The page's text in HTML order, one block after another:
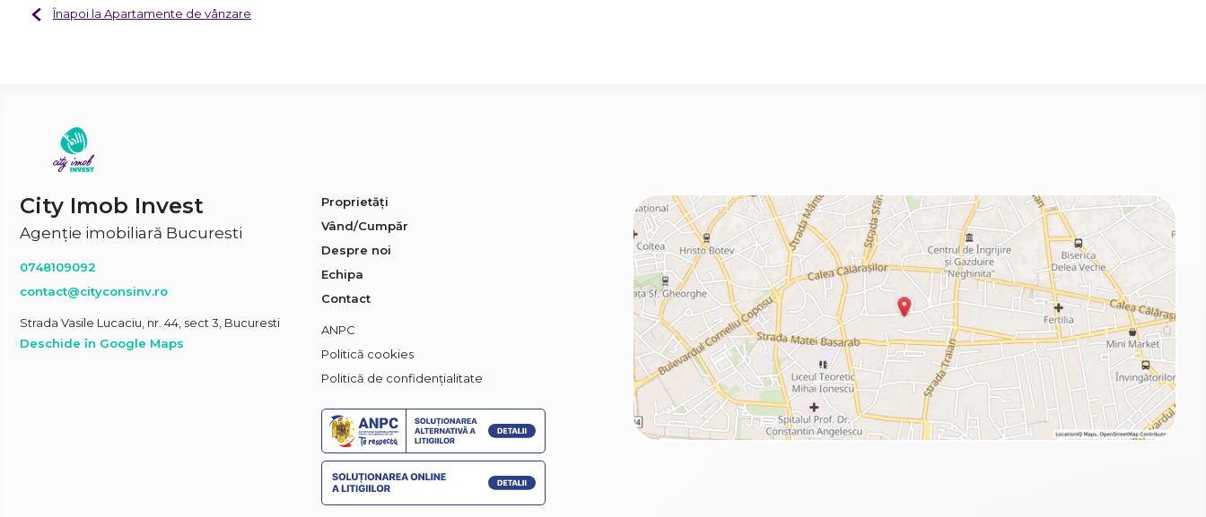
Înapoi la Apartamente de vânzare
City Imob Invest
Agenție imobiliară Bucuresti
0748109092
contact@cityconsinv.ro
Strada Vasile Lucaciu, nr. 44, sect 3, Bucuresti
Deschide în Google Maps
Proprietăți
Vând/Cumpăr
Despre noi
Echipa
Contact
ANPC
Politică cookies
Politică de confidențialitate